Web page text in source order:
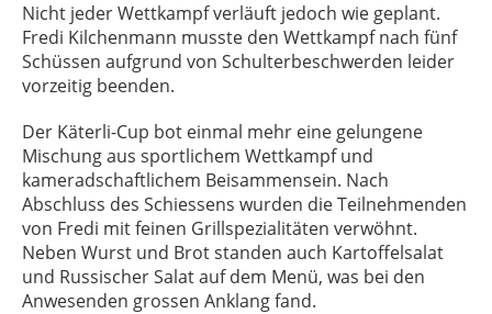
Nicht jeder Wettkampf verläuft jedoch wie geplant.
Fredi Kilchenmann musste den Wettkampf nach fünf
Schüssen aufgrund von Schulterbeschwerden leider
vorzeitig beenden.
Der Käterli-Cup bot einmal mehr eine gelungene
Mischung aus sportlichem Wettkampf und
kameradschaftlichem Beisammensein. Nach
Abschluss des Schiessens wurden die Teilnehmenden
von Fredi mit feinen Grillspezialitäten verwöhnt.
Neben Wurst und Brot standen auch Kartoffelsalat
und Russischer Salat auf dem Menü, was bei den
Anwesenden grossen Anklang fand.